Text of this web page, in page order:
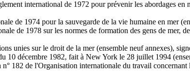
international de 1972 pour prévenir les abordages en
de 1974 pour la sauvegarde de la vie humaine en mer
de 1978 sur les normes de formation des gens de mer,
unies sur le droit de la mer (ensemble neuf annexes),
décembre 1982, fait à New York le 28 juillet 1994
182 de l'Organisation internationale du travail